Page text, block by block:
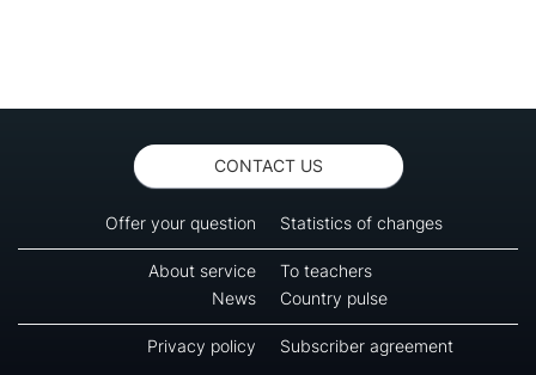
CONTACT US
Offer your question Statistics of changes
About service
To teachers
News
Country pulse
Privacy policy Subscriber agreement